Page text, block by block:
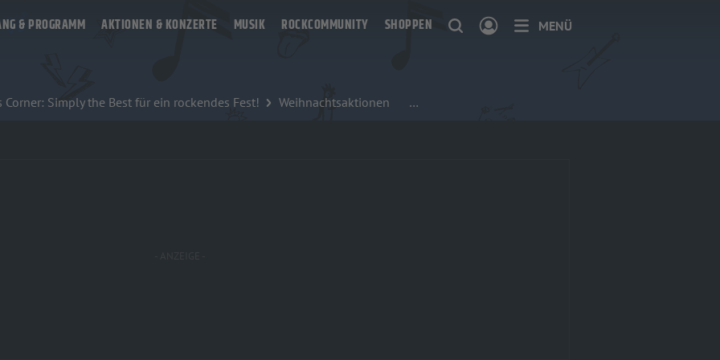
& PROGRAMM AKTIONEN & KONZERTE MUSIK ROCKCOMMUNITY SHOPPEN MENÜ
Corner: Simply the Best für ein rockendes Fest! Weihnachtsaktionen